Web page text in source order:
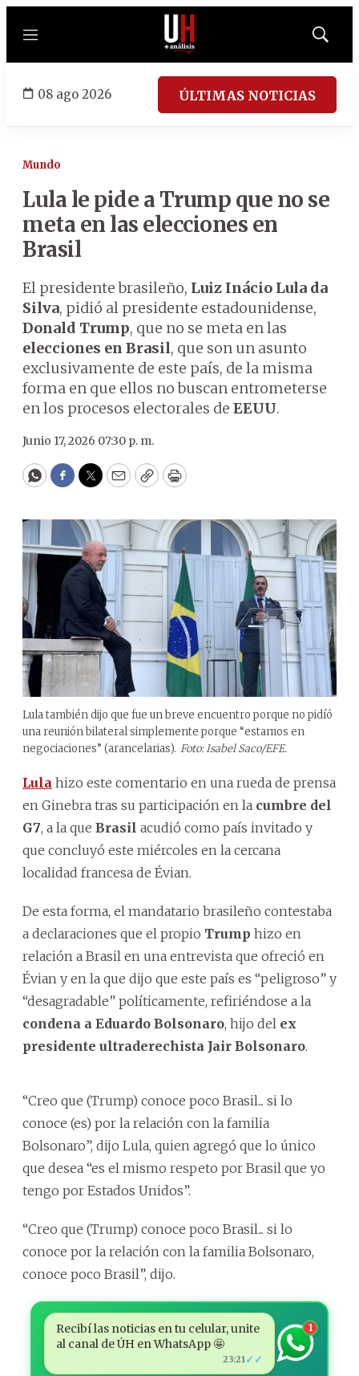
Menú
Mostrar
08 ago 2026 ÚLTIMAS NOTICIAS
Mundo
Lula le pide a Trump que no se
meta en las elecciones en
Brasil
El presidente brasileño, Luiz Inácio Lula da
Silva, pidió al presidente estadounidense,
Donald Trump, que no se meta en las
elecciones en Brasil, que son un asunto
exclusivamente de este país, de la misma
forma en que ellos no buscan entrometerse
en los procesos electorales de EEUU.
Junio 17, 2026 07:30 p. m.
WhatsApp
Facebook
Twitter
EmailCopyPrint
Lula también dijo que fue un breve encuentro porque no pidíó
una reunión bilateral simplemente porque “estamos en
negociaciones” (arancelarias). Foto: Isabel Saco/EFE.
Lula hizo este comentario en una rueda de prensa
en Ginebra tras su participación en la cumbre del
G7, a la que Brasil acudió como país invitado y
que concluyó este miércoles en la cercana
localidad francesa de Évian.
De esta forma, el mandatario brasileño contestaba
a declaraciones que el propio Trump hizo en
relación a Brasil en una entrevista que ofreció en
Évian y en la que dijo que este país es “peligroso” y
“desagradable” políticamente, refiriéndose a la
condena a Eduardo Bolsonaro, hijo del ex
presidente ultraderechista Jair Bolsonaro.
“Creo que (Trump) conoce poco Brasil... si lo
conoce (es) por la relación con la familia
Bolsonaro”, dijo Lula, quien agregó que lo único
que desea “es el mismo respeto por Brasil que yo
tengo por Estados Unidos”.
“Creo que (Trump) conoce poco Brasil... si lo
conoce por la relación con la familia Bolsonaro,
conoce poco Brasil”, dijo.
Recibí las noticias en tu celular, unite
al canal de ÚH en WhatsApp 🤩
23:21 ✓✓
1